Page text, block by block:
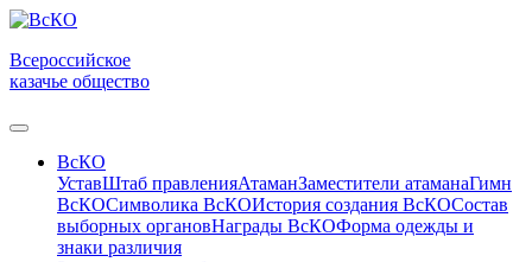
Всероссийское
казачье общество
ВсКО
УставШтаб правленияАтаманЗаместители атаманаГимн
ВсКОСимволика ВсКОИстория создания ВсКОСостав
выборных органовНаграды ВсКОФорма одежды и
знаки различия